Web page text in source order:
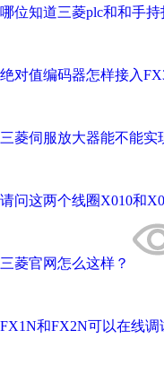
哪位知道三菱plc和和手持
绝对值编码器怎样接入
三菱伺服放大器能不能实
请问这两个线圈X010和
三菱官网怎么这样？
FX1N和FX2N可以在线调